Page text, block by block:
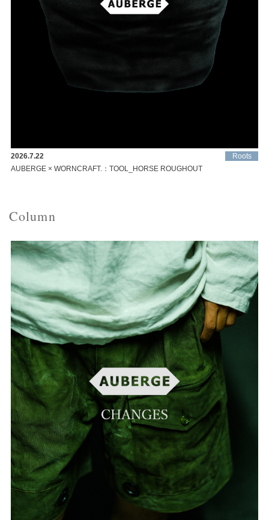
Roots
2026.7.22
AUBERGE × WORNCRAFT.：TOOL_HORSE ROUGHOUT
Column